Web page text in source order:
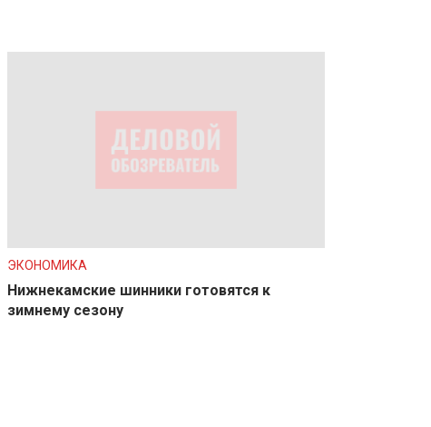
ЭКОНОМИКА
Нижнекамские шинники готовятся к
зимнему сезону